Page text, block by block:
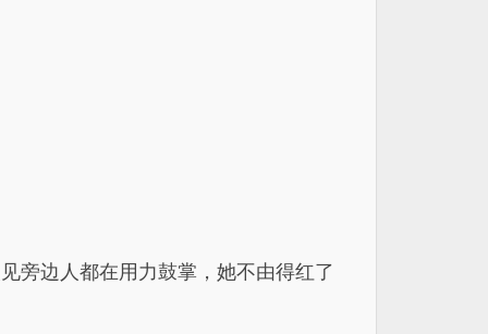
旁边人都在用力鼓掌，她不由得红了